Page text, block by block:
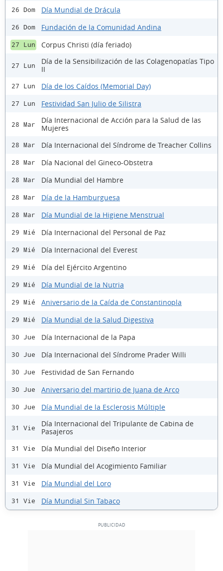
26 Dom Día Mundial de Drácula
26 Dom Fundación de la Comunidad Andina
27 Lun Corpus Christi (día feriado)
27 Lun
Día de la Sensibilización de las Colagenopatías Tipo
II
27 Lun Día de los Caídos (Memorial Day)
27 Lun Festividad San Julio de Silistra
28 Mar
Día Internacional de Acción para la Salud de las
Mujeres
28 Mar Día Internacional del Síndrome de Treacher Collins
28 Mar Día Nacional del Gineco-Obstetra
28 Mar Día Mundial del Hambre
28 Mar Día de la Hamburguesa
28 Mar Día Mundial de la Higiene Menstrual
29 Mié Día Internacional del Personal de Paz
29 Mié Día Internacional del Everest
29 Mié Día del Ejército Argentino
29 Mié Día Mundial de la Nutria
29 Mié Aniversario de la Caída de Constantinopla
29 Mié Día Mundial de la Salud Digestiva
30 Jue Día Internacional de la Papa
30 Jue Día Internacional del Síndrome Prader Willi
30 Jue Festividad de San Fernando
30 Jue Aniversario del martirio de Juana de Arco
30 Jue Día Mundial de la Esclerosis Múltiple
31 Vie
Día Internacional del Tripulante de Cabina de
Pasajeros
31 Vie Día Mundial del Diseño Interior
31 Vie Día Mundial del Acogimiento Familiar
31 Vie Día Mundial del Loro
31 Vie Día Mundial Sin Tabaco